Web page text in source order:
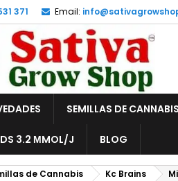
371 Email:
SEMILLAS DE CANNABIS
3.2 ΜMOL/J BLOG
de Cannabis Kc Brains